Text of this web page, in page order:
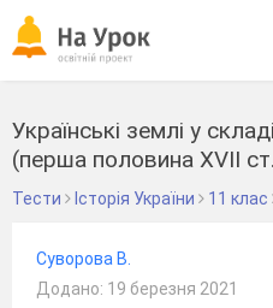
Українські землі у
(перша половина ХVІІ
Тести Історія України 11 клас
Суворова В.
Додано: 19 березня 2021